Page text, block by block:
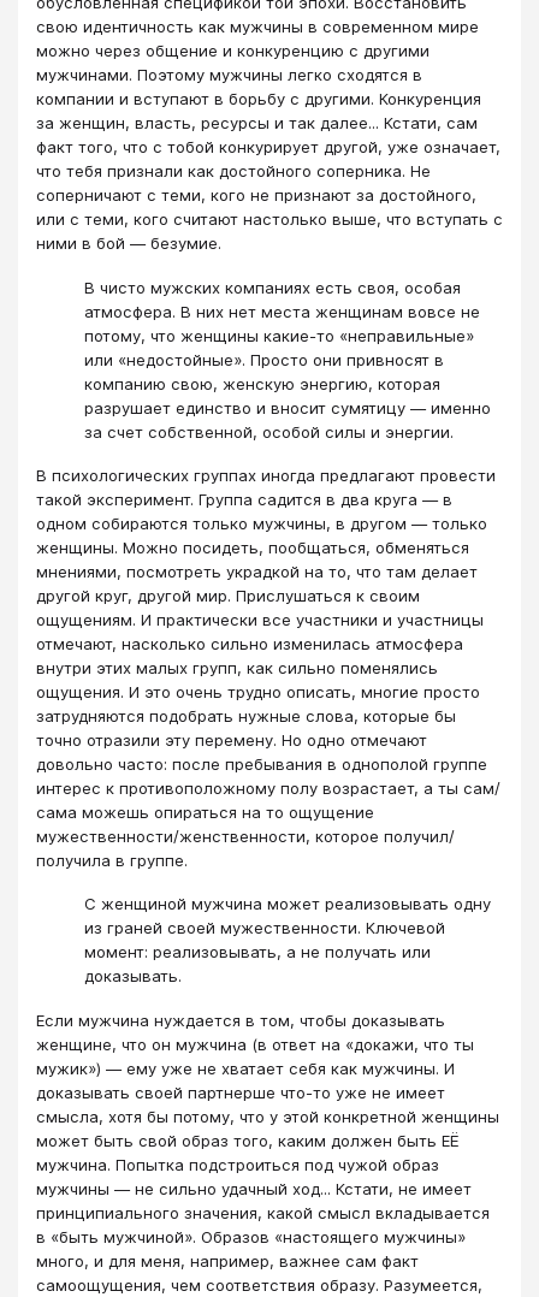
свою идентичность как мужчины в современном мире
можно через общение и конкуренцию с другими
мужчинами. Поэтому мужчины легко сходятся в
компании и вступают в борьбу с другими. Конкуренция
за женщин, власть, ресурсы и так далее... Кстати, сам
факт того, что с тобой конкурирует другой, уже означает,
что тебя признали как достойного соперника. Не
соперничают с теми, кого не признают за достойного,
или с теми, кого считают настолько выше, что вступать с
ними в бой — безумие.
В чисто мужских компаниях есть своя, особая
атмосфера. В них нет места женщинам вовсе не
потому, что женщины какие-то «неправильные»
или «недостойные». Просто они привносят в
компанию свою, женскую энергию, которая
разрушает единство и вносит сумятицу — именно
за счет собственной, особой силы и энергии.
В психологических группах иногда предлагают провести
такой эксперимент. Группа садится в два круга — в
одном собираются только мужчины, в другом — только
женщины. Можно посидеть, пообщаться, обменяться
мнениями, посмотреть украдкой на то, что там делает
другой круг, другой мир. Прислушаться к своим
ощущениям. И практически все участники и участницы
отмечают, насколько сильно изменилась атмосфера
внутри этих малых групп, как сильно поменялись
ощущения. И это очень трудно описать, многие просто
затрудняются подобрать нужные слова, которые бы
точно отразили эту перемену. Но одно отмечают
довольно часто: после пребывания в однополой группе
интерес к противоположному полу возрастает, а ты сам/
сама можешь опираться на то ощущение
мужественности/женственности, которое получил/
получила в группе.
С женщиной мужчина может реализовывать одну
из граней своей мужественности. Ключевой
момент: реализовывать, а не получать или
доказывать.
Если мужчина нуждается в том, чтобы доказывать
женщине, что он мужчина (в ответ на «докажи, что ты
мужик») — ему уже не хватает себя как мужчины. И
доказывать своей партнерше что-то уже не имеет
смысла, хотя бы потому, что у этой конкретной женщины
может быть свой образ того, каким должен быть ЕЁ
мужчина. Попытка подстроиться под чужой образ
мужчины — не сильно удачный ход... Кстати, не имеет
принципиального значения, какой смысл вкладывается
в «быть мужчиной». Образов «настоящего мужчины»
много, и для меня, например, важнее сам факт
самоощущения, чем соответствия образу. Разумеется,